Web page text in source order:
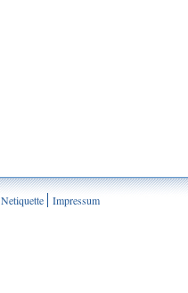
Netiquette Impressum